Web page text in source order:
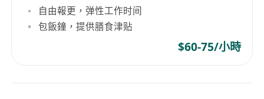
自由報更，弹性工作时间
包飯鐘，提供膳食津贴
$60-75/小時